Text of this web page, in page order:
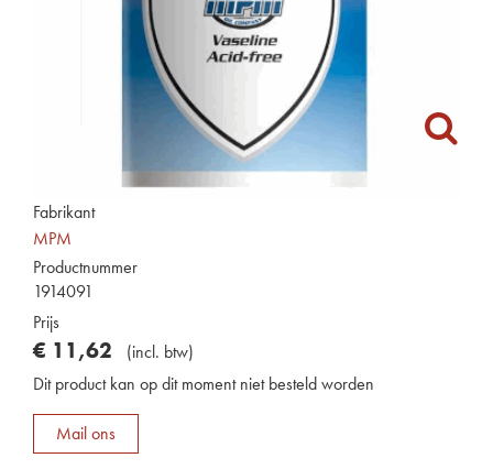
Fabrikant
MPM
Productnummer
1914091
Prijs
€ 11,62 (incl. btw)
Dit product kan op dit moment niet besteld worden
Mail ons